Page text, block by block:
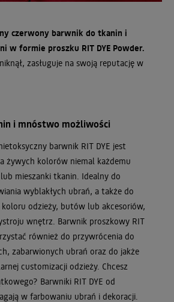
czerwony barwnik do tkanin i
w formie proszku RIT DYE Powder.
zasługuje na swoją reputację w
i mnóstwo możliwości
barwnik RIT DYE jest
żywych kolorów niemal każdemu
mieszanki tkanin. Idealny do
wyblakłych ubrań, a także do
koloru odzieży, butów lub akcesoriów,
wnętrz. Barwnik proszkowy RIT
również do przywrócenia do
zabarwionych ubrań oraz do jakże
customizacji odzieży. Chcesz
Barwniki RIT DYE od
w farbowaniu ubrań i dekoracji.